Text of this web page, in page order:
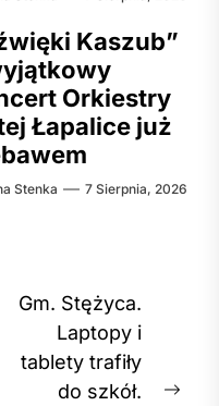
Kaszub”
Orkiestry
Łapalice już
Stenka 7 Sierpnia, 2026
Gm. Stężyca.
Laptopy i
tablety trafiły
do szkół.